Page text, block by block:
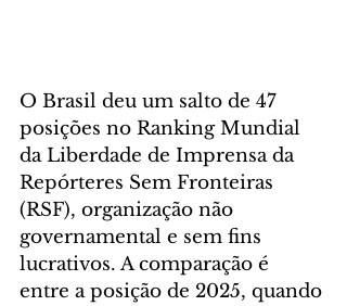
O Brasil deu um salto de 47
posições no Ranking Mundial
da Liberdade de Imprensa da
Repórteres Sem Fronteiras
(RSF), organização não
governamental e sem fins
lucrativos. A comparação é
entre a posição de 2025, quando